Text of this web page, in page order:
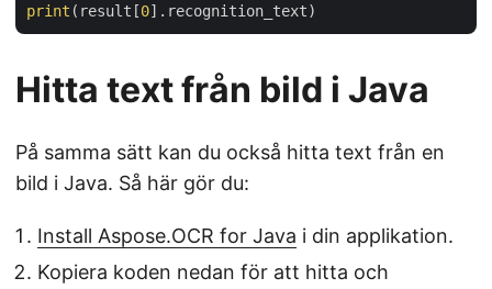
print (result[0
Hitta text från bild i Java
På samma sätt kan du också hitta text från en
bild i Java. Så här gör du:
Install Aspose.OCR for Java i din applikation.
Kopiera koden nedan för att hitta och